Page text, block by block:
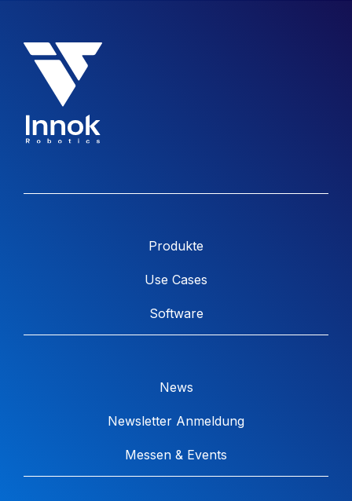
Produkte
Use Cases
Software
News
Newsletter Anmeldung
Messen & Events